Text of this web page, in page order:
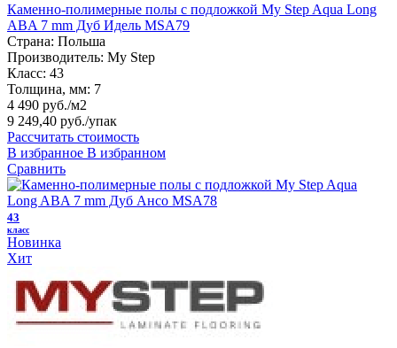
Каменно-полимерные полы с подложкой My Step Aqua Long
ABA 7 mm Дуб Идель MSA79
Страна: Польша
Производитель: My Step
Класс: 43
Толщина, мм: 7
4 490 руб./м2
9 249,40 руб./упак
Рассчитать стоимость
В избранное В избранном
Сравнить
43
класс
Новинка
Хит